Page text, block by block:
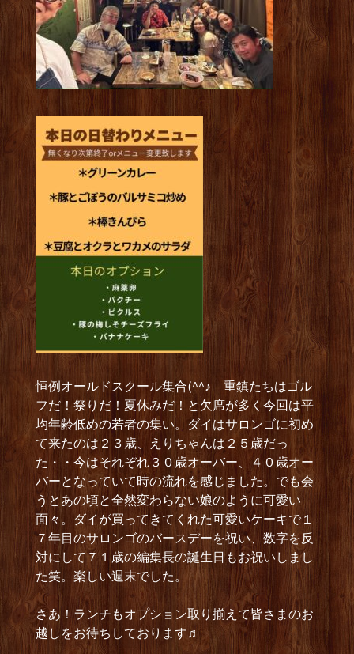
恒例オールドスクール集合(^^♪ 重鎮たちはゴル
フだ！祭りだ！夏休みだ！と欠席が多く今回は平
均年齢低めの若者の集い。ダイはサロンゴに初め
て来たのは２３歳、えりちゃんは２５歳だっ
た・・今はそれぞれ３０歳オーバー、４０歳オー
バーとなっていて時の流れを感じました。でも会
うとあの頃と全然変わらない娘のように可愛い
面々。ダイが買ってきてくれた可愛いケーキで１
７年目のサロンゴのバースデーを祝い、数字を反
対にして７１歳の編集長の誕生日もお祝いしまし
た笑。楽しい週末でした。
さあ！ランチもオプション取り揃えて皆さまのお
越しをお待ちしております♬